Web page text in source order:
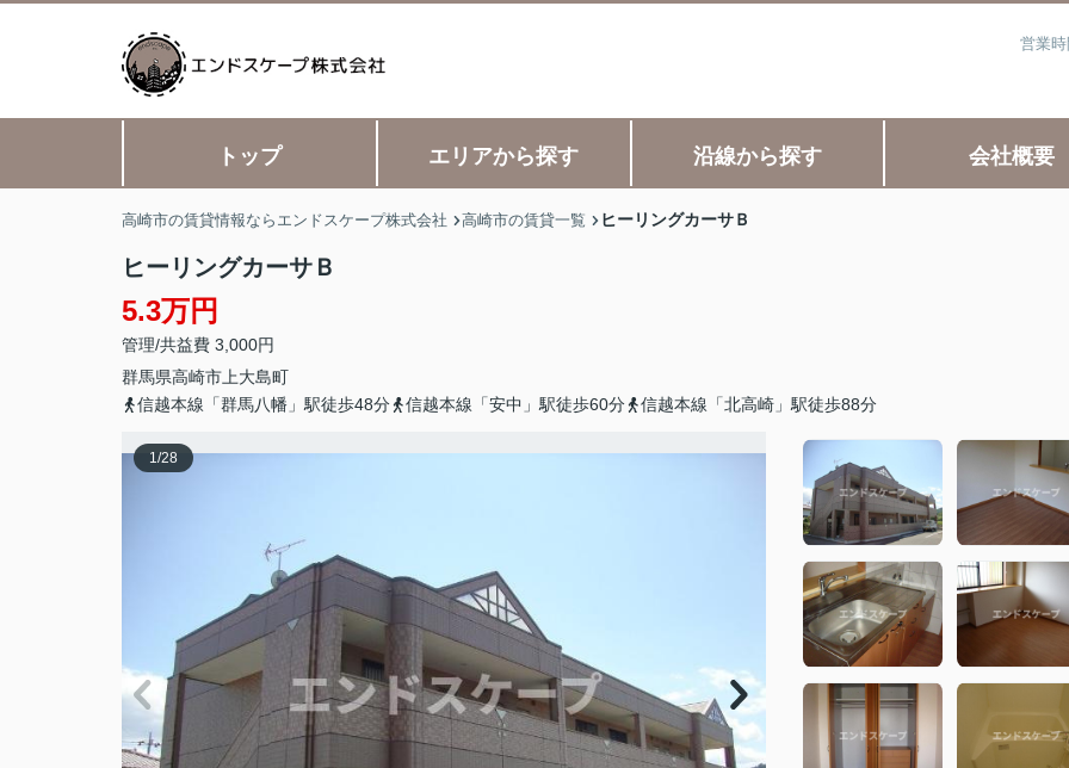
営業
トップ エリアから探す 沿線から探す 会社概要
高崎市の賃貸情報ならエンドスケープ株式会社 高崎市の賃貸一覧 ヒーリングカーサＢ
ヒーリングカーサＢ
5.3万円
管理/共益費 3,000円
群馬県高崎市 上大島町
信越本線「群馬八幡」駅徒歩48分
信越本線「安中」駅徒歩60分 信越本線「北高崎」駅徒歩88分
1/28